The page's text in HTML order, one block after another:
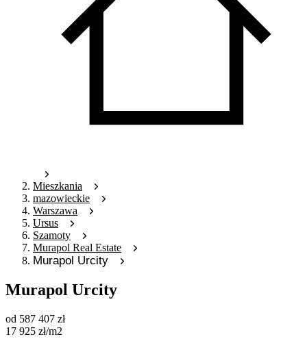
Mieszkania
mazowieckie
Warszawa
Ursus
Szamoty
Murapol Real Estate
Murapol Urcity
Murapol Urcity
od 587 407 zł
17 925 zł/m2